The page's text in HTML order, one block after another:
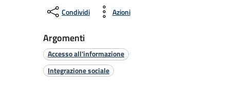
Condividi Azioni
Argomenti
Accesso all'informazione
Integrazione sociale